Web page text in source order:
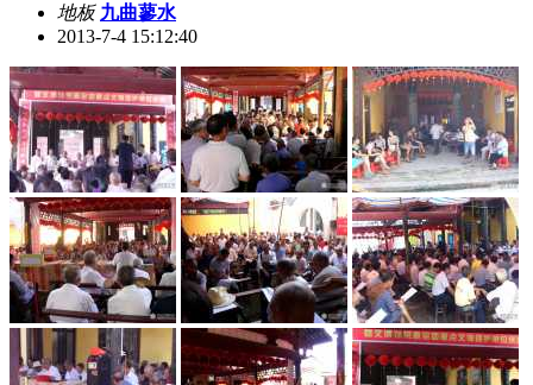
地板 九曲蓼水
2013-7-4 15:12:40